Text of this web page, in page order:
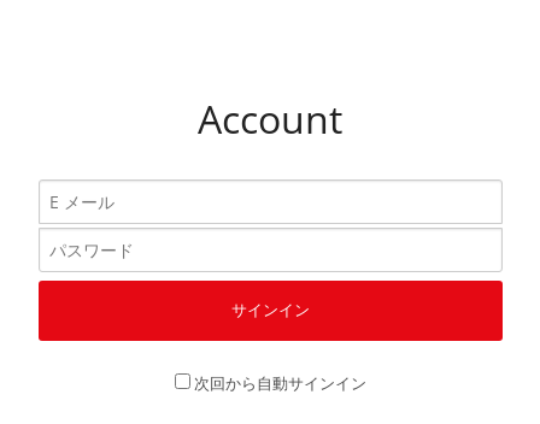
Account
次回から自動サインイン